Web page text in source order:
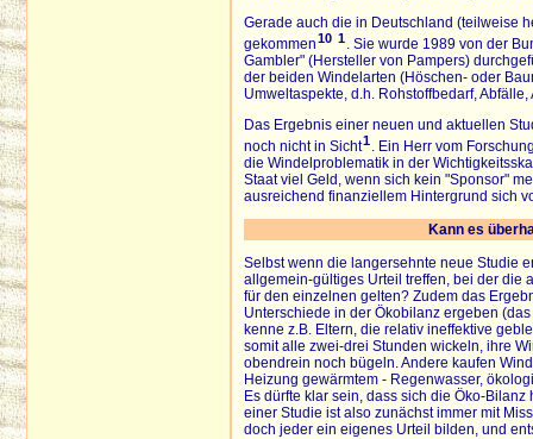
Gerade auch die in Deutschland (teilweise
gekommen10 1 . Sie wurde 1989 von der
Gambler" (Hersteller von Pampers)
der beiden Windelarten (Höschen- oder
Umweltaspekte, d.h. Rohstoffbedarf,
Das Ergebnis einer neuen und aktuellen
noch nicht in Sicht1
. Ein Herr vom
die Windelproblematik in der
Staat viel Geld, wenn sich kein "Sponsor"
ausreichend finanziellem Hintergrund sich
Kann es
Selbst wenn die langersehnte neue Studie
allgemein-gültiges Urteil treffen, bei der die
für den einzelnen gelten? Zudem das
Unterschiede in der Ökobilanz ergeben
kenne z.B. Eltern, die relativ ineffektive
somit alle zwei-drei Stunden wickeln, ihre
obendrein noch bügeln. Andere kaufen
Heizung gewärmtem - Regenwasser,
Es dürfte klar sein, dass sich die Öko-
einer Studie ist also zunächst immer mit
doch jeder ein eigenes Urteil bilden, und